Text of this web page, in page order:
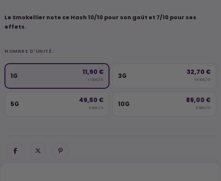
Le Smokellier note ce Hash 10/10 pour son goût et 7/10 pour ses
effets.
NOMBRE D'UNITÉ :
1G 11,90 €
11.90€/G 3G 32,70 €
10.90€/G
5G 49,50 €
9.90€/G 10G 89,00 €
8.90€/G